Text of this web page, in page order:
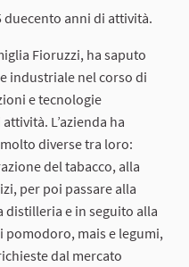
duecento anni di attività.
Fioruzzi, ha saputo
industriale nel corso di
e tecnologie
L’azienda ha
diverse tra loro:
del tabacco, alla
per poi passare alla
e in seguito alla
mais e legumi,
dal mercato